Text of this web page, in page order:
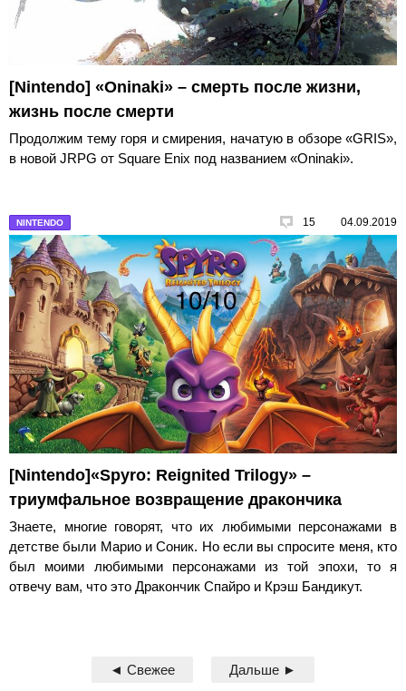
[Nintendo] «Oninaki» – смерть после жизни,
жизнь после смерти
Продолжим тему горя и смирения, начатую в обзоре «GRIS»,
в новой JRPG от Square Enix под названием «Oninaki».
NINTENDO 15 04.09.2019
[Nintendo]«Spyro: Reignited Trilogy» –
триумфальное возвращение дракончика
Знаете, многие говорят, что их любимыми персонажами в
детстве были Марио и Соник. Но если вы спросите меня, кто
был моими любимыми персонажами из той эпохи, то я
отвечу вам, что это Дракончик Спайро и Крэш Бандикут.
◄ Свежее Дальше ►